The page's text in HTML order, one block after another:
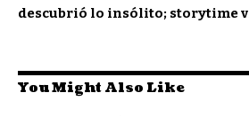
descubrió lo insólito; storytime
You Might Also Like